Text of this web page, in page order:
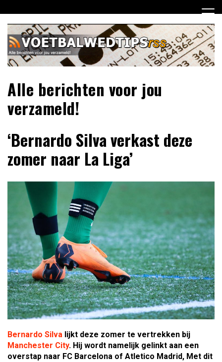
naar
inhoud
Alle berichten voor jou
verzameld!
‘Bernardo Silva verkast deze
zomer naar La Liga’
Bernardo Silva lijkt deze zomer te vertrekken bij
Manchester City. Hij wordt namelijk gelinkt aan een
overstap naar FC Barcelona of Atletico Madrid, Met dit